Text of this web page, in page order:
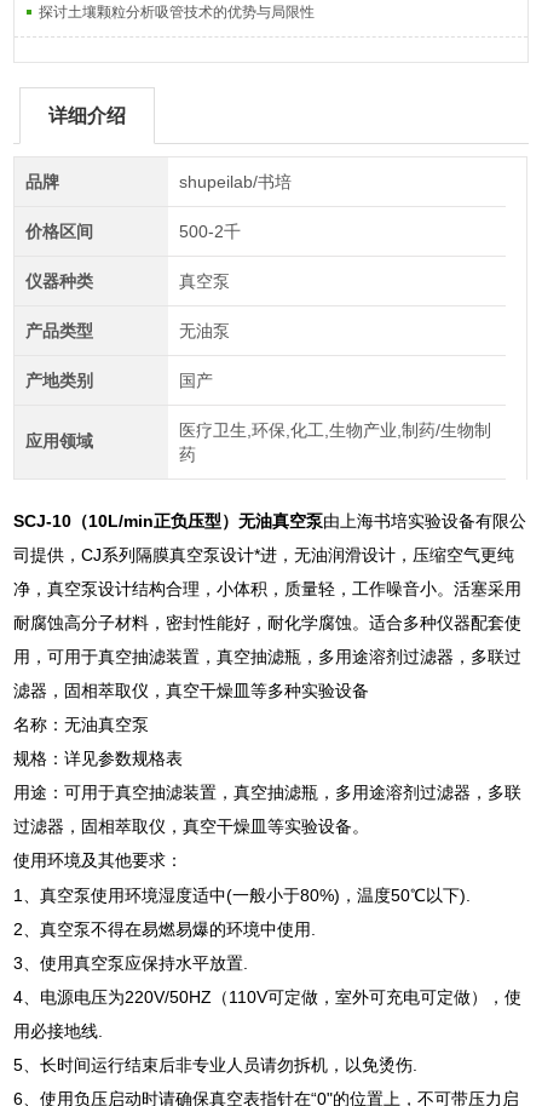
探讨土壤颗粒分析吸管技术的优势与局限性
详细介绍
品牌 shupeilab/书培
价格区间 500-2千
仪器种类 真空泵
产品类型 无油泵
产地类别 国产
应用领域
医疗卫生,环保,化工,生物产业,制药/生物制
药
SCJ-10（10L/min正负压型）无油真空泵由上海书培实验设备有限公
司提供，CJ系列隔膜真空泵设计*进，无油润滑设计，压缩空气更纯
净，真空泵设计结构合理，小体积，质量轻，工作噪音小。活塞采用
耐腐蚀高分子材料，密封性能好，耐化学腐蚀。适合多种仪器配套使
用，可用于真空抽滤装置，真空抽滤瓶，多用途溶剂过滤器，多联过
滤器，固相萃取仪，真空干燥皿等多种实验设备
名称：无油真空泵
规格：详见参数规格表
用途：可用于真空抽滤装置，真空抽滤瓶，多用途溶剂过滤器，多联
过滤器，固相萃取仪，真空干燥皿等实验设备。
使用环境及其他要求：
1、真空泵使用环境湿度适中(一般小于80%)，温度50℃以下).
2、真空泵不得在易燃易爆的环境中使用.
3、使用真空泵应保持水平放置.
4、电源电压为220V/50HZ（110V可定做，室外可充电可定做），使
用必接地线.
5、长时间运行结束后非专业人员请勿拆机，以免烫伤.
6、使用负压启动时请确保真空表指针在“0"的位置上，不可带压力启